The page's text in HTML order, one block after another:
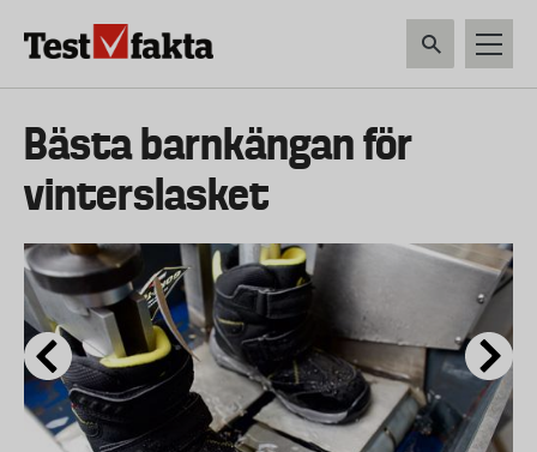
Huvudmeny
ny
Bästa barnkängan för
vinterslasket